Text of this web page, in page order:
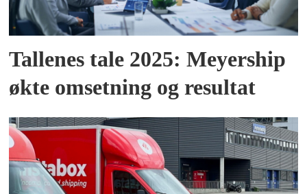
Tallenes tale 2025: Meyership
økte omsetning og resultat